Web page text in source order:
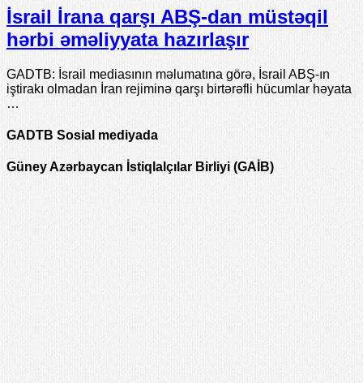
İsrail İrana qarşı ABŞ-dan müstəqil
hərbi əməliyyata hazırlaşır
GADTB: İsrail mediasının məlumatına görə, İsrail ABŞ-ın
iştirakı olmadan İran rejiminə qarşı birtərəfli hücumlar həyata
…
GADTB Sosial mediyada
Güney Azərbaycan İstiqlalçılar Birliyi (GAİB)